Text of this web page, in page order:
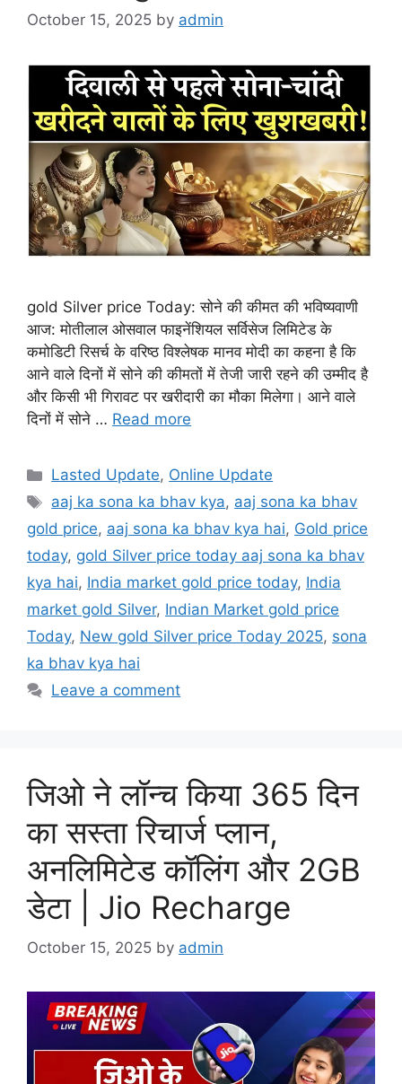
October 15, 2025 by admin
gold Silver price Today: सोने की कीमत की भविष्यवाणी
आज: मोतीलाल ओसवाल फाइनेंशियल सर्विसेज लिमिटेड के
कमोडिटी रिसर्च के वरिष्ठ विश्लेषक मानव मोदी का कहना है कि
आने वाले दिनों में सोने की कीमतों में तेजी जारी रहने की उम्मीद है
और किसी भी गिरावट पर खरीदारी का मौका मिलेगा। आने वाले
दिनों में सोने … Read more
Categories
Lasted Update, Online Update
Tags
aaj ka sona ka bhav kya, aaj sona ka bhav
gold price, aaj sona ka bhav kya hai, Gold price
today, gold Silver price today aaj sona ka bhav
kya hai, India market gold price today, India
market gold Silver, Indian Market gold price
Today, New gold Silver price Today 2025, sona
ka bhav kya hai
Leave a comment
जिओ ने लॉन्च किया 365 दिन
का सस्ता रिचार्ज प्लान,
अनलिमिटेड कॉलिंग और 2GB
डेटा | Jio Recharge
October 15, 2025 by admin